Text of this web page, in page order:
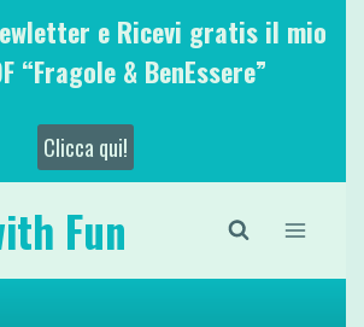
e Ricevi gratis il mio
“Fragole & BenEssere”
Clicca qui!
Fun